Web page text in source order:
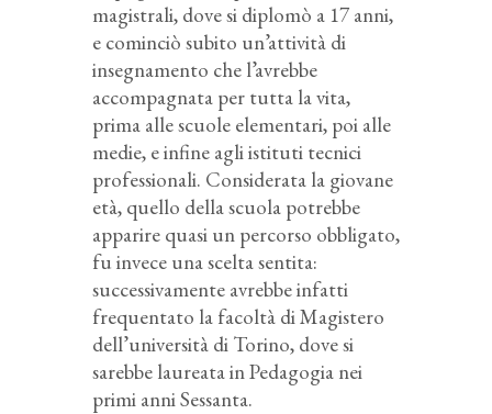
magistrali, dove si diplomò a 17 anni,
e cominciò subito un’attività di
insegnamento che l’avrebbe
accompagnata per tutta la vita,
prima alle scuole elementari, poi alle
medie, e infine agli istituti tecnici
professionali. Considerata la giovane
età, quello della scuola potrebbe
apparire quasi un percorso obbligato,
fu invece una scelta sentita:
successivamente avrebbe infatti
frequentato la facoltà di Magistero
dell’università di Torino, dove si
sarebbe laureata in Pedagogia nei
primi anni Sessanta.